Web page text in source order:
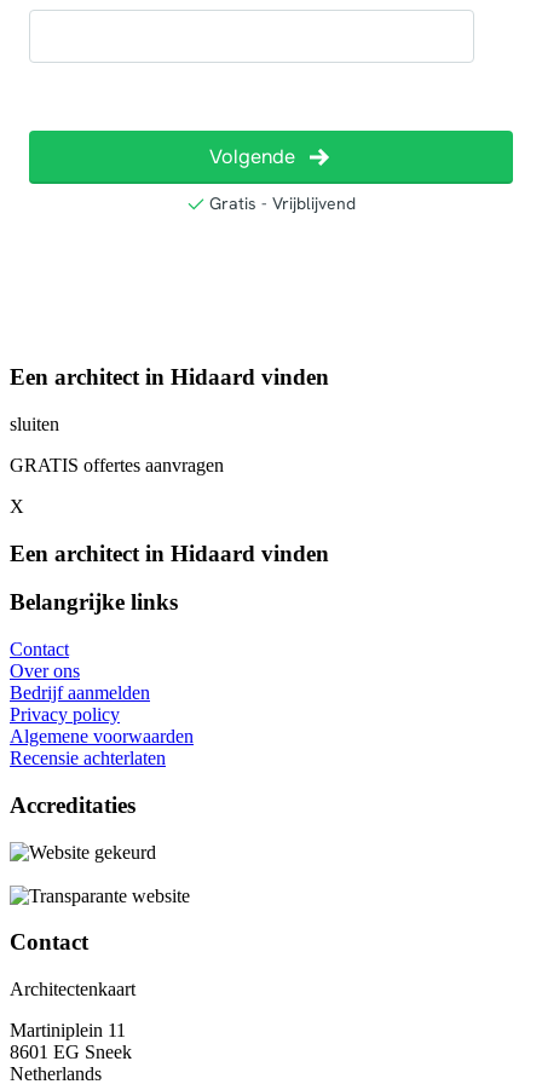
Een architect in Hidaard vinden
sluiten
GRATIS offertes aanvragen
X
Een architect in Hidaard vinden
Belangrijke links
Contact
Over ons
Bedrijf aanmelden
Privacy policy
Algemene voorwaarden
Recensie achterlaten
Accreditaties
Contact
Architectenkaart
Martiniplein 11
8601 EG Sneek
Netherlands